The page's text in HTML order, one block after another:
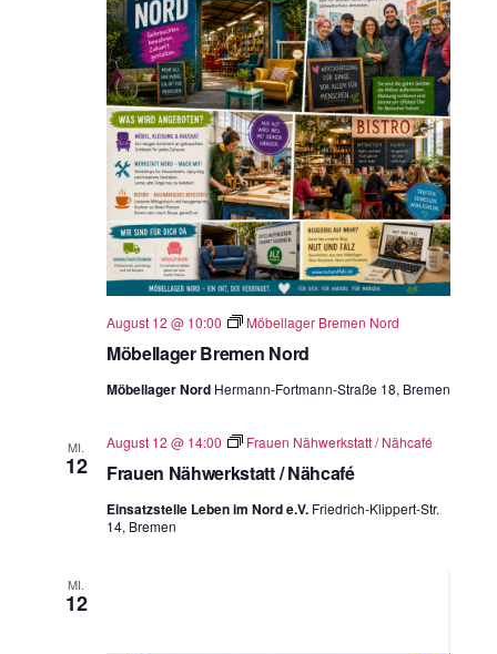
Möbellager Bremen Nord
August 12 @ 10:00 Möbellager Bremen Nord
Möbellager Nord Hermann-Fortmann-Straße 18, Bremen
MI.
12 Frauen Nähwerkstatt / Nähcafé
August 12 @ 14:00 Frauen Nähwerkstatt / Nähcafé
Einsatzstelle Leben im Nord e.V. Friedrich-Klippert-Str.
14, Bremen
MI.
12